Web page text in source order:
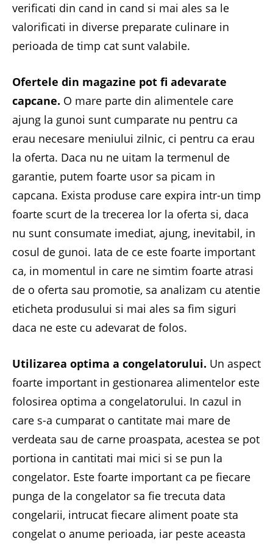
verificati din cand in cand si mai ales sa le
valorificati in diverse preparate culinare in
perioada de timp cat sunt valabile.
Ofertele din magazine pot fi adevarate
capcane. O mare parte din alimentele care
ajung la gunoi sunt cumparate nu pentru ca
erau necesare meniului zilnic, ci pentru ca erau
la oferta. Daca nu ne uitam la termenul de
garantie, putem foarte usor sa picam in
capcana. Exista produse care expira intr-un timp
foarte scurt de la trecerea lor la oferta si, daca
nu sunt consumate imediat, ajung, inevitabil, in
cosul de gunoi. Iata de ce este foarte important
ca, in momentul in care ne simtim foarte atrasi
de o oferta sau promotie, sa analizam cu atentie
eticheta produsului si mai ales sa fim siguri
daca ne este cu adevarat de folos.
Utilizarea optima a congelatorului. Un aspect
foarte important in gestionarea alimentelor este
folosirea optima a congelatorului. In cazul in
care s-a cumparat o cantitate mai mare de
verdeata sau de carne proaspata, acestea se pot
portiona in cantitati mai mici si se pun la
congelator. Este foarte important ca pe fiecare
punga de la congelator sa fie trecuta data
congelarii, intrucat fiecare aliment poate sta
congelat o anume perioada, iar peste aceasta